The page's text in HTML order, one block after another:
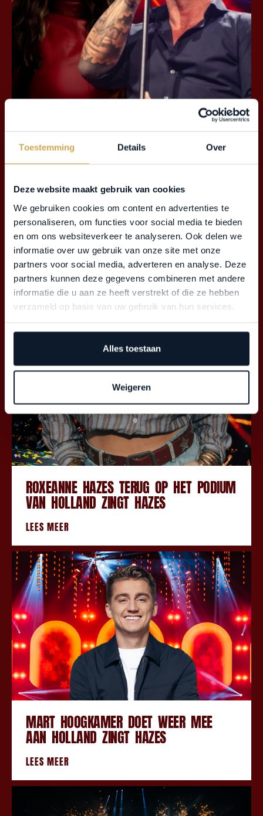
Toestemming Details Over
Deze website maakt gebruik van cookies
We gebruiken cookies om content en advertenties te
personaliseren, om functies voor social media te bieden
en om ons websiteverkeer te analyseren. Ook delen we
informatie over uw gebruik van onze site met onze
partners voor social media, adverteren en analyse. Deze
partners kunnen deze gegevens combineren met andere
informatie die u aan ze heeft verstrekt of die ze hebben
verzameld op basis van uw gebruik van hun services.
Alles toestaan
Weigeren
HAZES
ROXEANNE HAZES TERUG OP HET PODIUM
VAN HOLLAND ZINGT HAZES
LEES MEER
MART HOOGKAMER DOET WEER MEE
AAN HOLLAND ZINGT HAZES
LEES MEER